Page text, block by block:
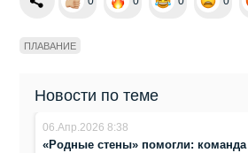
ПЛАВАНИЕ
Новости по теме
06.Апр.2026 8:38
«Родные стены» помогли: команда